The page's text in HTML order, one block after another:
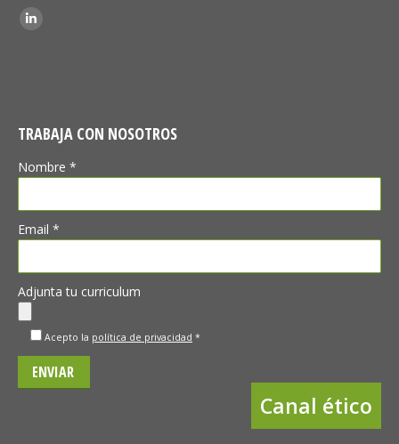
Encuéntranos en:
Linkedin
TRABAJA CON NOSOTROS
Nombre *
Email *
Adjunta tu curriculum
Acepto la política de privacidad *
Canal ético